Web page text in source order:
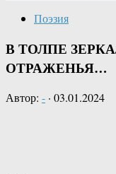
Поэзия
В ТОЛПЕ
ОТРАЖЕНЬЯ…
Автор: - · 03.01.2024